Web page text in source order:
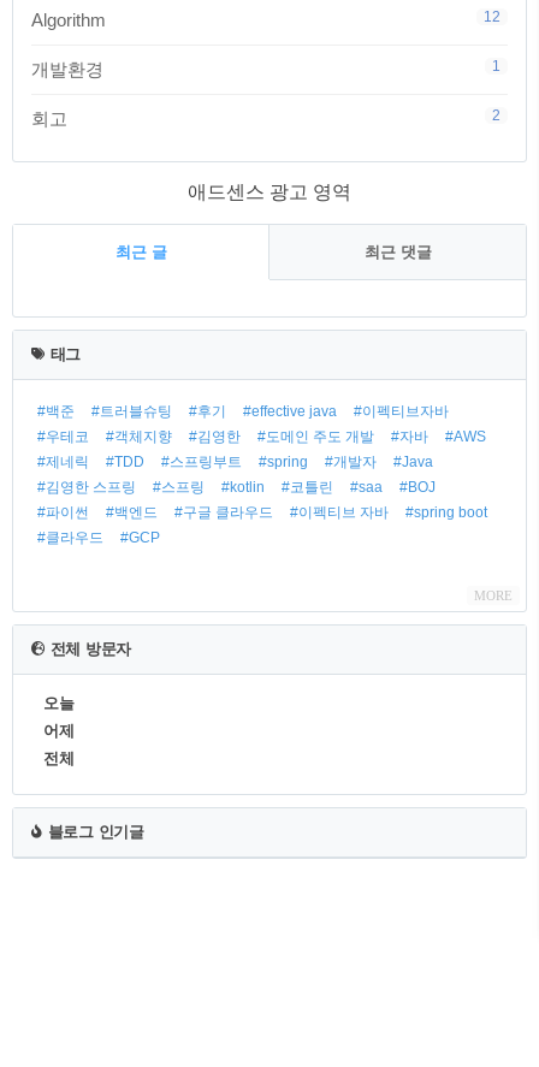
Algorithm 12
개발환경 1
회고 2
애드센스 광고 영역
최근 글 최근 댓글
태그
#백준 #트러블슈팅 #후기 #effective java
#이펙티브자바
#우테코
#객체지향 #김영한 #도메인 주도 개발 #자바
#AWS
#제네릭
#TDD #스프링부트 #spring #개발자
#Java
#김영한 스프링
#스프링 #kotlin #코틀린 #saa
#BOJ
#파이썬
#백엔드 #구글 클라우드 #이펙티브 자바
#spring boot
#클라우드
#GCP
MORE
전체 방문자
오늘
어제
전체
블로그 인기글